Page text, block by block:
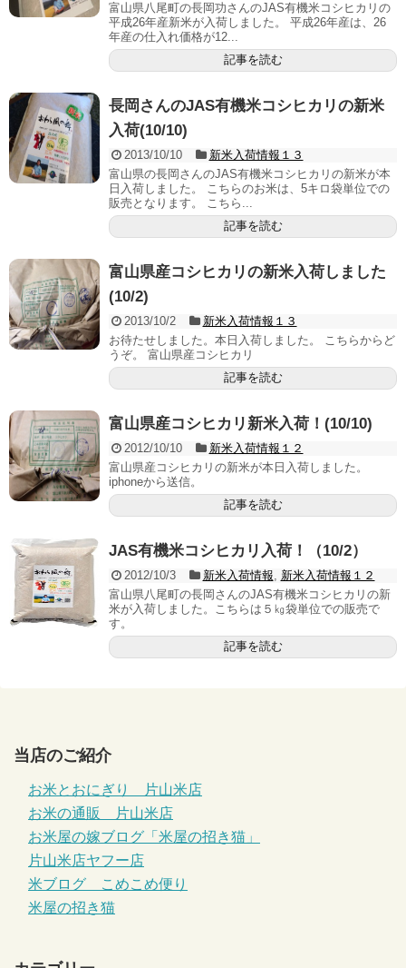
富山県八尾町の長岡功さんのJAS有機米コシヒカリの
平成26年産新米が入荷しました。 平成26年産は、26
年産の仕入れ価格が12...
記事を読む
長岡さんのJAS有機米コシヒカリの新米
入荷(10/10)
2013/10/10
新米入荷情報１３
富山県の長岡さんのJAS有機米コシヒカリの新米が本
日入荷しました。 こちらのお米は、5キロ袋単位での
販売となります。 こちら...
記事を読む
富山県産コシヒカリの新米入荷しました
(10/2)
2013/10/2
新米入荷情報１３
お待たせしました。本日入荷しました。 こちらからど
うぞ。 富山県産コシヒカリ
記事を読む
富山県産コシヒカリ新米入荷！(10/10)
2012/10/10
新米入荷情報１２
富山県産コシヒカリの新米が本日入荷しました。
iphoneから送信。
記事を読む
JAS有機米コシヒカリ入荷！（10/2）
2012/10/3 新米入荷情報
新米入荷情報１２
富山県八尾町の長岡さんのJAS有機米コシヒカリの新
米が入荷しました。こちらは５㎏袋単位での販売で
す。
記事を読む
当店のご紹介
お米とおにぎり 片山米店
お米の通販 片山米店
お米屋の嫁ブログ「米屋の招き猫」
片山米店ヤフー店
米ブログ こめこめ便り
米屋の招き猫